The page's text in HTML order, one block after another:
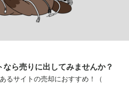
なら売りに出してみませんか？
るサイトの売却におすすめ！（